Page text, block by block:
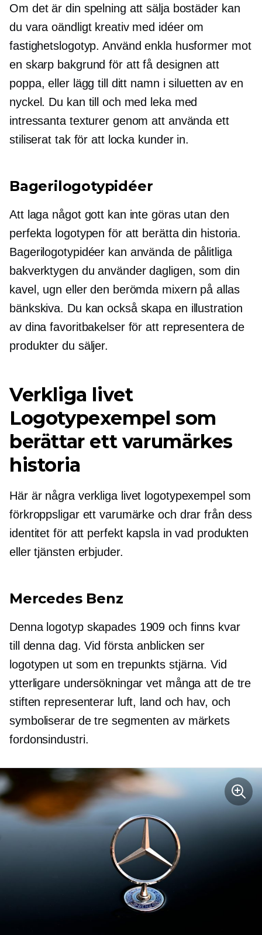
Om det är din spelning att sälja bostäder kan
du vara oändligt kreativ med idéer om
fastighetslogotyp. Använd enkla husformer mot
en skarp bakgrund för att få designen att
poppa, eller lägg till ditt namn i siluetten av en
nyckel. Du kan till och med leka med
intressanta texturer genom att använda ett
stiliserat tak för att locka kunder in.
Bagerilogotypidéer
Att laga något gott kan inte göras utan den
perfekta logotypen för att berätta din historia.
Bagerilogotypidéer kan använda de pålitliga
bakverktygen du använder dagligen, som din
kavel, ugn eller den berömda mixern på allas
bänkskiva. Du kan också skapa en illustration
av dina favoritbakelser för att representera de
produkter du säljer.
Verkliga livet
Logotypexempel som
berättar ett varumärkes
historia
Här är några verkliga livet logotypexempel som
förkroppsligar ett varumärke och drar från dess
identitet för att perfekt kapsla in vad produkten
eller tjänsten erbjuder.
Mercedes Benz
Denna logotyp skapades 1909 och finns kvar
till denna dag. Vid första anblicken ser
logotypen ut som en trepunkts stjärna. Vid
ytterligare undersökningar vet många att de tre
stiften representerar luft, land och hav, och
symboliserar de tre segmenten av märkets
fordonsindustri.